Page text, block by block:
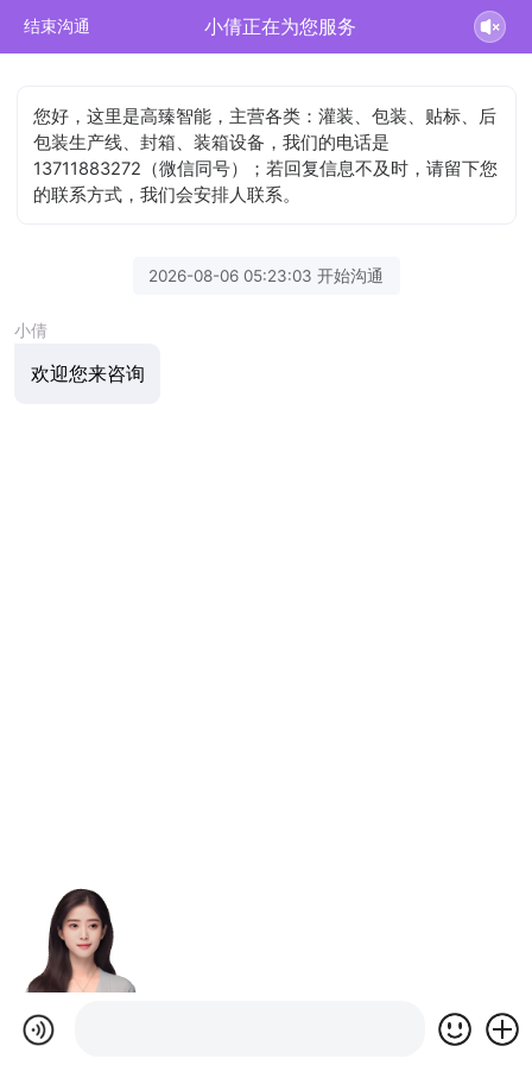
结束沟通 小倩正在为您服务
您好，这里是高臻智能，主营各类：灌装、包装、贴标、后
包装生产线、封箱、装箱设备，我们的电话是
13711883272（微信同号）；若回复信息不及时，请留下您
的联系方式，我们会安排人联系。
2026-08-06 05:23:03 开始沟通
小倩
欢迎您来咨询